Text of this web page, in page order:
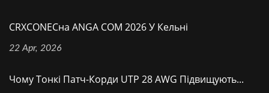
CRXCONECна ANGA COM 2026 У Кельні
22 Apr, 2026
Чому Тонкі Патч-Корди UTP 28 AWG Підвищують...